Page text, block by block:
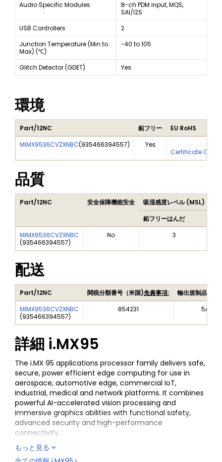
Audio Specific Modules
8-ch PDM input, MQS,
SAI/I2S
USB Controllers
2
Junction Temperature (Min to
Max) (℃)
-40 to 105
Glitch Detector (GDET) Yes
環境
Part/12NC 鉛フリー
EU RoHS
MIMX9536CVZXNBC(935466394557) Yes
Certificate Of
品質
Part/12NC 安全保障機能安全 吸湿感度レベル (MSL)
鉛フリーはんだ
MIMX9536CVZXNBC
(935466394557)
No 3
配送
Part/12NC 関税分類番号（米国)免責事項:
輸出規制品目番
MIMX9536CVZXNBC
(935466394557)
854231
詳細 i.MX95
The i.MX 95 applications processor family delivers safe,
secure, power efficient edge computing for use in
aerospace, automotive edge, commercial IoT,
industrial, medical and network platforms. It combines
powerful AI-accelerated vision processing and
immersive graphics abilities with functional safety,
advanced security and high-performance
connectivity.
The EdgeLock® Secure Enclave (Advanced Profile)
provides advanced, future-proof security capabilities,
もっと見る